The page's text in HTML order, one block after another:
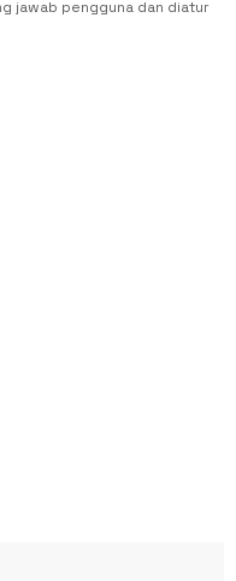
jawab pengguna dan diatur